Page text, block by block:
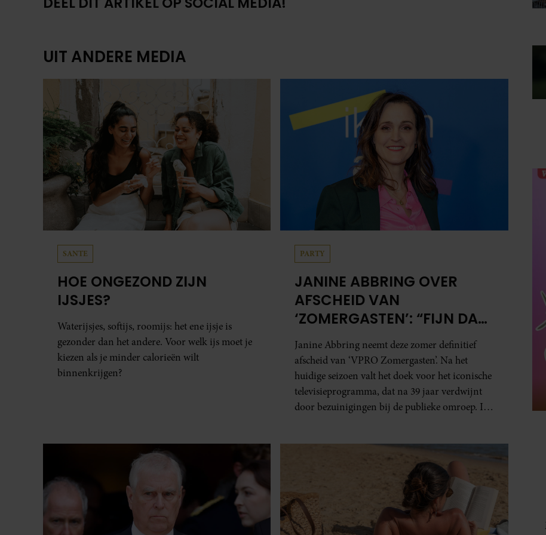
UIT ANDERE MEDIA
SANTE
HOE ONGEZOND ZIJN
IJSJES?
Waterijsjes, softijs, roomijs: het ene ijsje is
gezonder dan het andere. Voor welk ijs moet je
kiezen als je minder calorieën wilt
binnenkrijgen?
PARTY
JANINE ABBRING OVER
AFSCHEID VAN
‘ZOMERGASTEN’: “FIJN DAT
IK HET LICHT MAG
UITDOEN”
Janine Abbring neemt deze zomer definitief
afscheid van ‘VPRO Zomergasten’. Na het
huidige seizoen valt het doek voor het iconische
televisieprogramma, dat na 39 jaar verdwijnt
door bezuinigingen bij de publieke omroep. In
het ook verdrietig dat een televisieklassieker